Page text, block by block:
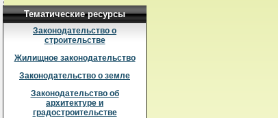
Тематические ресурсы
Законодательство о
строительстве
Жилищное законодательство
Законодательство о земле
Законодательство об
архитектуре и
градостроительстве